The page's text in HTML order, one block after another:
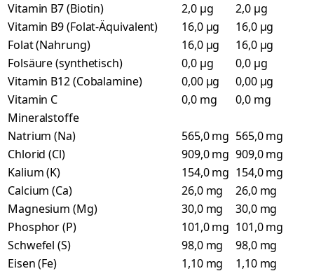
Vitamin B7 (Biotin)
2,0 µg
2,0 µg
Vitamin B9 (Folat-Äquivalent)
16,0 µg
16,0 µg
Folat (Nahrung)
16,0 µg
16,0 µg
Folsäure (synthetisch)
0,0 µg
0,0 µg
Vitamin B12 (Cobalamine)
0,00 µg
0,00 µg
Vitamin C
0,0 mg
0,0 mg
Mineralstoffe
Natrium (Na)
565,0 mg 565,0 mg
Chlorid (Cl)
909,0 mg 909,0 mg
Kalium (K)
154,0 mg 154,0 mg
Calcium (Ca)
26,0 mg
26,0 mg
Magnesium (Mg)
30,0 mg
30,0 mg
Phosphor (P)
101,0 mg 101,0 mg
Schwefel (S)
98,0 mg
98,0 mg
Eisen (Fe)
1,10 mg
1,10 mg